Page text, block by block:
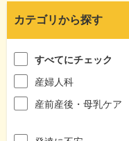
カテゴリから探す
すべてにチェック
産婦人科
産前産後・母乳ケア